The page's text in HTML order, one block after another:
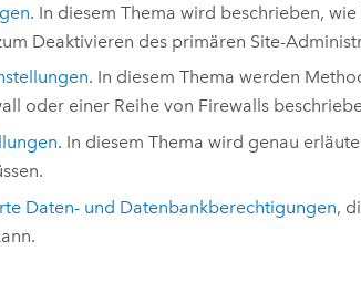
. In diesem Thema wird beschrieben,
Deaktivieren des primären Site-
. In diesem Thema werden
oder einer Reihe von Firewalls
. In diesem Thema wird genau
Daten- und Datenbankberechtigungen,